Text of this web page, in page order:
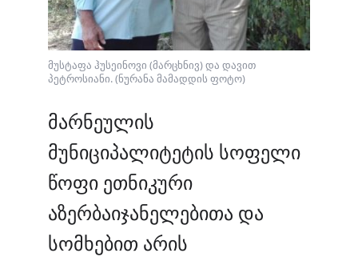
მუსტაფა ჰუსეინოვი (მარცხნივ) და დავით
პეტროსიანი. (ნურანა მამადდის ფოტო)
მარნეულის
მუნიციპალიტეტის სოფელი
წოფი ეთნიკური
აზერბაიჯანელებითა და
სომხებით არის